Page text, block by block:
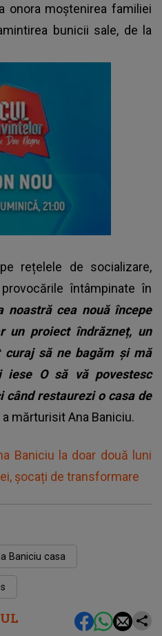
onora moștenirea familiei
bunicii sale, de la
rețelele de socializare,
întâmpinate în
noastră cea nouă începe
un proiect îndrăzneț, un
să ne bagăm și mă
O să vă povestesc
restaurezi o casa de
a mărturisit Ana Baniciu.
Baniciu la doar două luni
șocați de transformare
Baniciu casa